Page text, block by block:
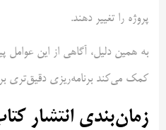
پروژه را تغییر دهند.
به همین دلیل، آگاهی از این عوامل
کمک می‌کند برنامه‌ریزی دقیق‌تری
زمان‌بندی انتشار